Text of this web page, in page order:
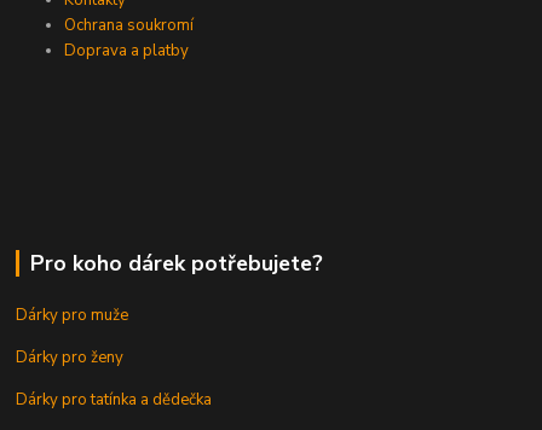
Ochrana soukromí
Doprava a platby
Pro koho dárek potřebujete?
Dárky pro muže
Dárky pro ženy
Dárky pro tatínka a dědečka